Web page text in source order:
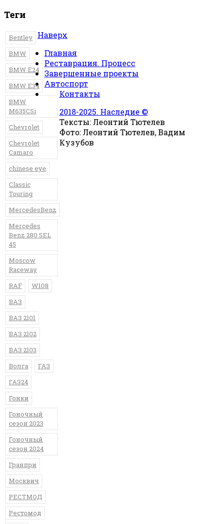
Теги
Bentley
BMW
BMW E24
BMW E34
BMW
M635CSi
Chevrolet
Chevrolet
Camaro
chinese eye
Classic
Touring
MercedesBenz
Mercedes
Benz 280 SEL
45
Moscow
Raceway
RAF
W108
ВАЗ
ВАЗ 2101
ВАЗ 2102
ВАЗ 2103
Волга
ГАЗ
ГАЗ24
Гонки
Гоночный
сезон 2023
Гоночный
сезон 2024
Гранпри
Москвич
РЕСТМОД
Рестомод
Наверх
Главная
Реставрация. Процесс
Завершенные проекты
Автоспорт
Контакты
2018-2025. Наследие ©
Тексты: Леонтий Тютелев
Фото: Леонтий Тютелев, Вадим
Кузубов